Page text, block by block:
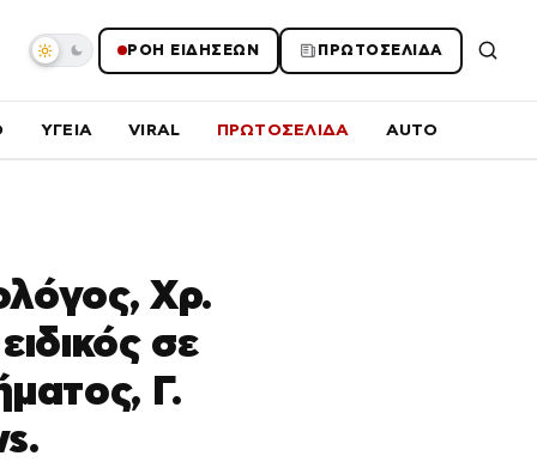
ΡΟΗ ΕΙΔΗΣΕΩΝ ΠΡΩΤΟΣΕΛΙΔΑ
ΥΓΕΙΑ VIRAL ΠΡΩΤΟΣΕΛΙΔΑ AUTO
Χρ.
σε
Γ.